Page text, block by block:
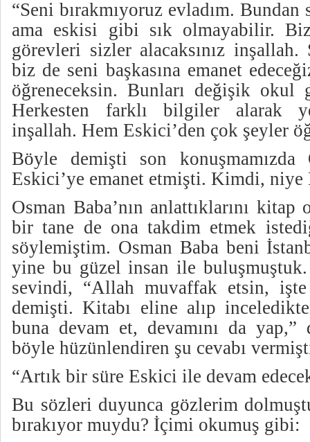
“Seni bırakmıyoruz evladım. Bundan
ama eskisi gibi sık olmayabilir.
görevleri sizler alacaksınız inşallah.
biz de seni başkasına emanet
öğreneceksin. Bunları değişik okul
Herkesten farklı bilgiler alarak
inşallah. Hem Eskici’den çok şeyler
Böyle demişti son konuşmamızda
Eskici’ye emanet etmişti. Kimdi,
Osman Baba’nın anlattıklarını kitap
bir tane de ona takdim etmek
söylemiştim. Osman Baba beni
yine bu güzel insan ile
sevindi, “Allah muvaffak etsin,
demişti. Kitabı eline alıp
buna devam et, devamını da
böyle hüzünlendiren şu cevabı
“Artık bir süre Eskici ile devam
Bu sözleri duyunca gözlerim
bırakıyor muydu? İçimi okumuş gibi: